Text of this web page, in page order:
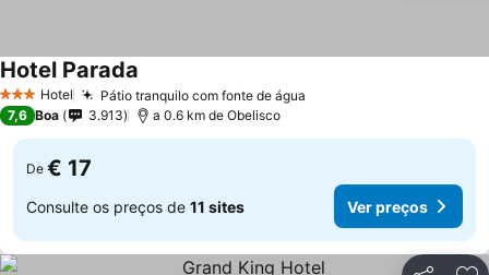
3 EstrelasHotel Pátio tranquilo com fonte de água
Hotel Parada
7,6 Boa 3.913 a 0.6 km de Obelisco
De € 17
Consulte os preços de 11 sites Ver preços